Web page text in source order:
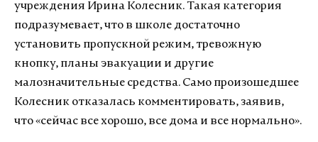
учреждения Ирина Колесник. Такая категория
подразумевает, что в школе достаточно
установить пропускной режим, тревожную
кнопку, планы эвакуации и другие
малозначительные средства. Само произошедшее
Колесник отказалась комментировать, заявив,
что «сейчас все хорошо, все дома и все нормально».